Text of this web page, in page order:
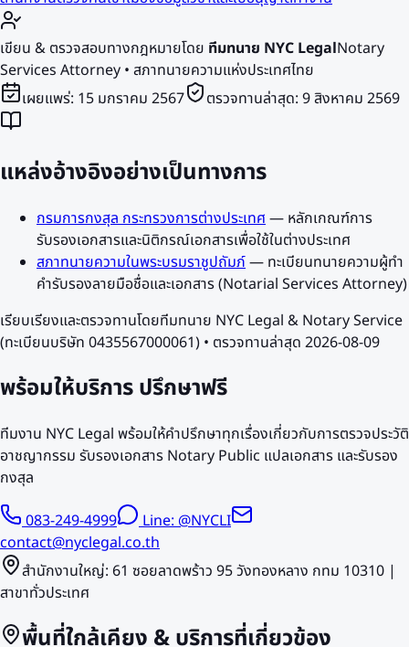
เขียน & ตรวจสอบทางกฎหมายโดย ทีมทนาย NYC LegalNotary
Services Attorney • สภาทนายความแห่งประเทศไทย
เผยแพร่: 15 มกราคม 2567 ตรวจทานล่าสุด: 9 สิงหาคม 2569
แหล่งอ้างอิงอย่างเป็นทางการ
กรมการกงสุล กระทรวงการต่างประเทศ— หลักเกณฑ์การ
รับรองเอกสารและนิติกรณ์เอกสารเพื่อใช้ในต่างประเทศ
สภาทนายความในพระบรมราชูปถัมภ์— ทะเบียนทนายความผู้ทำ
คำรับรองลายมือชื่อและเอกสาร (Notarial Services Attorney)
เรียบเรียงและตรวจทานโดยทีมทนาย NYC Legal & Notary Service
(ทะเบียนบริษัท 0435567000061) • ตรวจทานล่าสุด 2026-08-09
พร้อมให้บริการปรึกษาฟรี
ทีมงาน NYC Legal พร้อมให้คำปรึกษาทุกเรื่องเกี่ยวกับการตรวจประวัติ
อาชญากรรม รับรองเอกสาร Notary Public แปลเอกสาร และรับรอง
กงสุล
083-249-4999
Line: @NYCLI
contact@nyclegal.co.th
สำนักงานใหญ่: 61 ซอยลาดพร้าว 95 วังทองหลาง กทม 10310 |
สาขาทั่วประเทศ
พื้นที่ใกล้เคียง & บริการที่เกี่ยวข้อง